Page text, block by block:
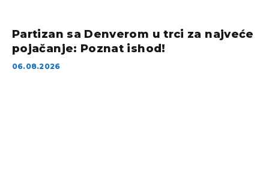
Partizan sa Denverom u trci za najveće
pojačanje: Poznat ishod!
06.08.2026